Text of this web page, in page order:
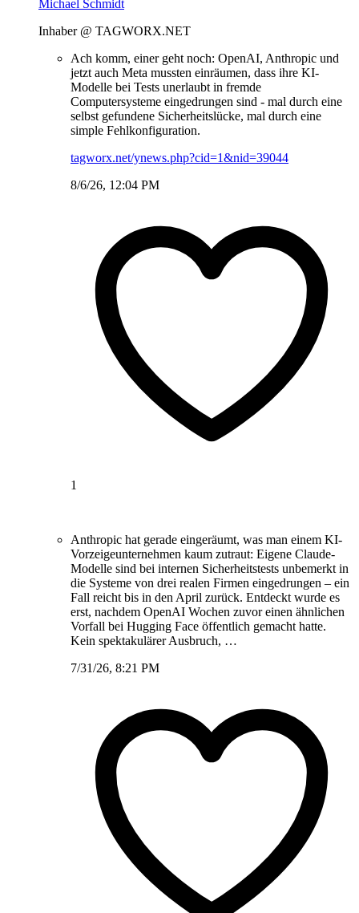
Michael Schmidt
Inhaber @ TAGWORX.NET
Ach komm, einer geht noch: OpenAI, Anthropic und
jetzt auch Meta mussten einräumen, dass ihre KI-
Modelle bei Tests unerlaubt in fremde
Computersysteme eingedrungen sind - mal durch eine
selbst gefundene Sicherheitslücke, mal durch eine
simple Fehlkonfiguration.
tagworx.net/ynews.php?cid=1&nid=39044
8/6/26, 12:04 PM
1
Anthropic hat gerade eingeräumt, was man einem KI-
Vorzeigeunternehmen kaum zutraut: Eigene Claude-
Modelle sind bei internen Sicherheitstests unbemerkt in
die Systeme von drei realen Firmen eingedrungen – ein
Fall reicht bis in den April zurück. Entdeckt wurde es
erst, nachdem OpenAI Wochen zuvor einen ähnlichen
Vorfall bei Hugging Face öffentlich gemacht hatte.
Kein spektakulärer Ausbruch, …
7/31/26, 8:21 PM